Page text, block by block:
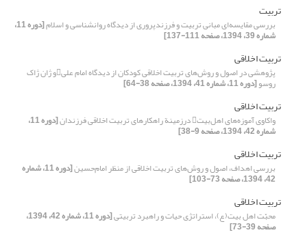
تربیت
بررسی مقایسه‌ای مبانی تربیت و فرزند‌پروری از دیدگاه روانشناسی و اسلام [دوره 11،
شماره 39، 1394، صفحه 111-137]
تربیت اخلاقی
پژوهشی در اصول و روش‌های تربیت اخلاقی کودکان از دیدگاه امام علیو ژان ژاک
روسو[دوره 11، شماره 41، 1394، صفحه 38-64]
تربیت اخلاقی
واکاوی آموزه‌های اهل‌بیت در‌زمینة راهکارهای تربیت اخلاقی فرزندان [دوره 11،
شماره 42، 1394، صفحه 9-38]
تربیت اخلاقی
بررسی اهداف، اصول و روش‌های تربیت اخلاقی از منظر امام‌حسین [دوره 11، شماره
42، 1394، صفحه 73-103]
تربیت اخلاقی
محبّت اهل بیت(ع)، استراتژی حیات و راهبرد تربیتی [دوره 11، شماره 42، 1394،
صفحه 39-73]